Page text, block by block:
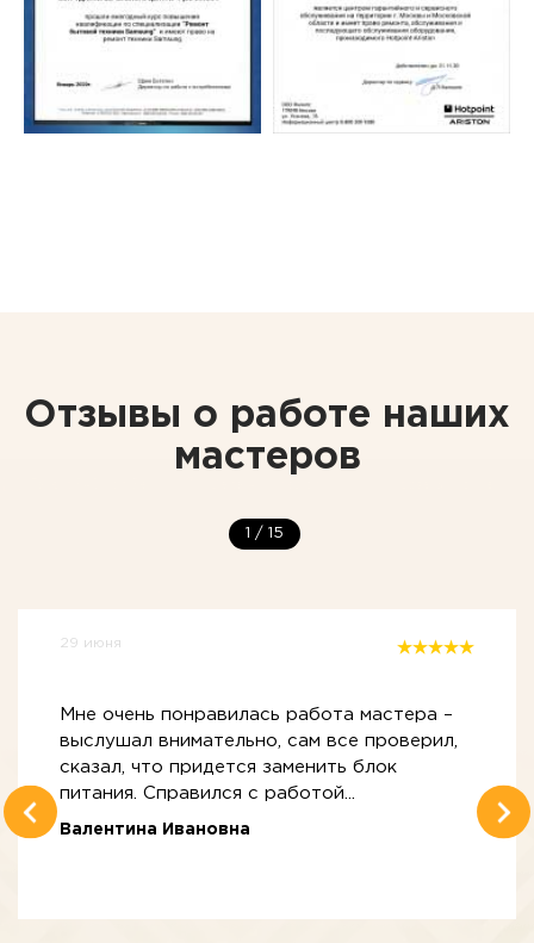
Отзывы о работе наших
мастеров
1 / 15
29 июня
Мне очень понравилась работа мастера –
выслушал внимательно, сам все проверил,
сказал, что придется заменить блок
питания. Справился с работой...
Валентина Ивановна